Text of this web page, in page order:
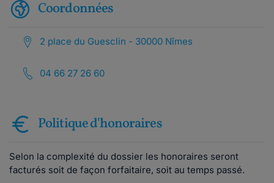
Coordonnées
2 place du Guesclin - 30000 Nîmes
04 66 27 26 60
Politique d'honoraires
Selon la complexité du dossier les honoraires seront
facturés soit de façon forfaitaire, soit au temps passé.